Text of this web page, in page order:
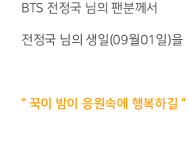
BTS 전정국 님의 팬분께서
전정국 님의 생일(09월01 일)을
" 꾹이 밤이 응원속에 행복하길 "